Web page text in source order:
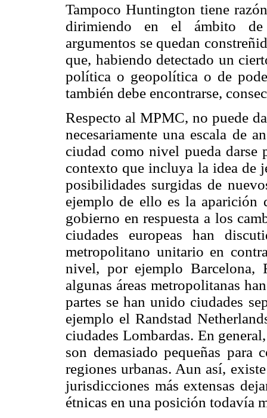
Tampoco Huntington tiene
dirimiendo en el ámbito de
argumentos se quedan
que, habiendo detectado un
política o geopolítica o de
también debe encontrarse,
Respecto al MPMC, no puede
necesariamente una escala de
ciudad como nivel pueda darse
contexto que incluya la idea de
posibilidades surgidas de
ejemplo de ello es la aparición
gobierno en respuesta a los
ciudades europeas han
metropolitano unitario en
nivel, por ejemplo Barcelona,
algunas áreas metropolitanas
partes se han unido ciudades
ejemplo el Randstad
ciudades Lombardas. En
son demasiado pequeñas para
regiones urbanas. Aun así,
jurisdicciones más extensas
étnicas en una posición todavía